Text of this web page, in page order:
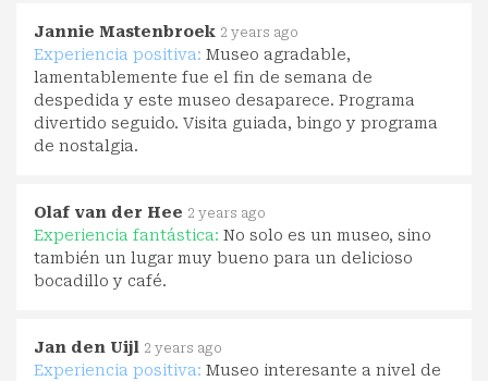
Jannie Mastenbroek 2 years ago
Experiencia positiva: Museo agradable,
lamentablemente fue el fin de semana de
despedida y este museo desaparece. Programa
divertido seguido. Visita guiada, bingo y programa
de nostalgia.
Olaf van der Hee 2 years ago
Experiencia fantástica: No solo es un museo, sino
también un lugar muy bueno para un delicioso
bocadillo y café.
Jan den Uijl 2 years ago
Experiencia positiva: Museo interesante a nivel de